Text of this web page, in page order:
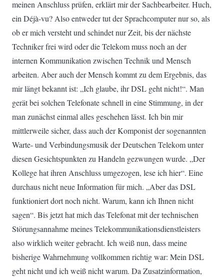
meinen Anschluss prüfen, erklärt mir der Sachbearbeiter. Huch,
ein Déjà-vu? Also entweder tut der Sprachcomputer nur so, als
ob er mich versteht und schindet nur Zeit, bis der nächste
Techniker frei wird oder die Telekom muss noch an der
internen Kommunikation zwischen Technik und Mensch
arbeiten. Aber auch der Mensch kommt zu dem Ergebnis, das
mir längt bekannt ist: „Ich glaube, ihr DSL geht nicht!“. Man
gerät bei solchen Telefonate schnell in eine Stimmung, in der
man zunächst einmal alles geschehen lässt. Ich bin mir
mittlerweile sicher, dass auch der Komponist der sogenannten
Warte- und Verbindungsmusik der Deutschen Telekom unter
diesen Gesichtspunkten zu Handeln gezwungen wurde. „Der
Kollege hat ihren Anschluss umgezogen, lese ich hier“. Eine
durchaus nicht neue Information für mich. „Aber das DSL
funktioniert dort noch nicht. Warum, kann ich Ihnen nicht
sagen“. Bis jetzt hat mich das Telefonat mit der technischen
Störungsannahme meines Telekommunikationsdienstleisters
also wirklich weiter gebracht. Ich weiß nun, dass meine
bisherige Wahrnehmung vollkommen richtig war: Mein DSL
geht nicht und ich weiß nicht warum. Da Zusatzinformation,